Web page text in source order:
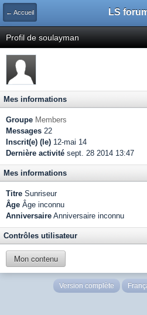
← Accueil LS
Profil de soulayman
Mes informations
Groupe Members
Messages 22
Inscrit(e) (le) 12-mai 14
Dernière activité sept. 28 2014 13:47
Mes informations
Titre Sunriseur
Âge Âge inconnu
Anniversaire Anniversaire inconnu
Contrôles utilisateur
Mon contenu
Version complète